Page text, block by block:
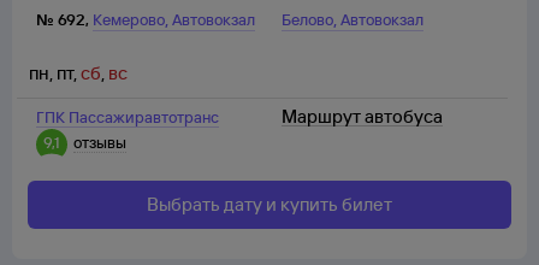
№ 692, Кемерово,Автовокзал Белово,Автовокзал
ГПК Пассажиравтотранс
9,1
отзывы
пн, пт,сб, вс
Маршрут автобуса
Выбрать дату и купить билет